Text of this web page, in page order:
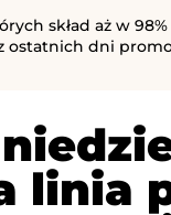
skład aż w
ostatnich dni
linia